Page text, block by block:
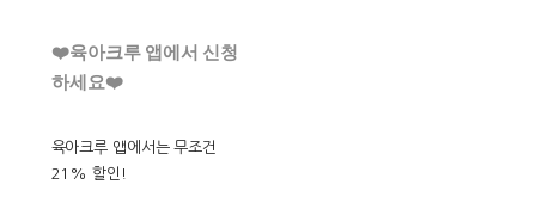
❤️육아크루 앱에서 신청
하세요❤️
육아크루 앱에서는 무조건
21% 할인!